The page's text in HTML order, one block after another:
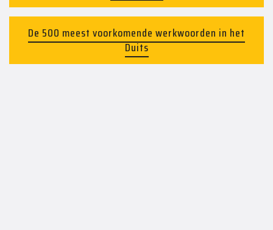
De 500 meest voorkomende werkwoorden in het
Duits